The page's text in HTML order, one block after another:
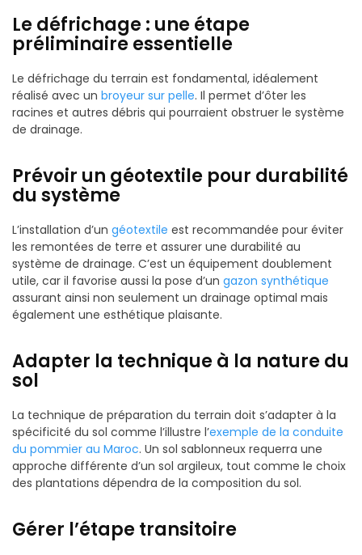
Le défrichage : une étape
préliminaire essentielle
Le défrichage du terrain est fondamental, idéalement
réalisé avec un broyeur sur pelle. Il permet d’ôter les
racines et autres débris qui pourraient obstruer le système
de drainage.
Prévoir un géotextile pour durabilité
du système
L’installation d’un géotextile est recommandée pour éviter
les remontées de terre et assurer une durabilité au
système de drainage. C’est un équipement doublement
utile, car il favorise aussi la pose d’un gazon synthétique
assurant ainsi non seulement un drainage optimal mais
également une esthétique plaisante.
Adapter la technique à la nature du
sol
La technique de préparation du terrain doit s’adapter à la
spécificité du sol comme l’illustre l’exemple de la conduite
du pommier au Maroc. Un sol sablonneux requerra une
approche différente d’un sol argileux, tout comme le choix
des plantations dépendra de la composition du sol.
Gérer l’étape transitoire